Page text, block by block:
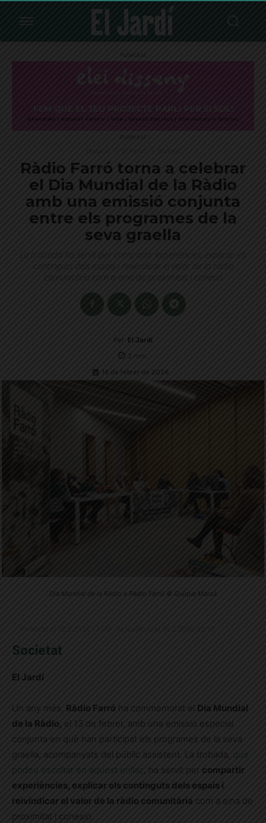
Publicitat
Publicitat
Ràdio Farró torna a celebrar
el Dia Mundial de la Ràdio
amb una emissió conjunta
entre els programes de la
seva graella
La trobada ha servit per compartir experiències, explicar els
continguts dels espais i reivindicar el valor de la ràdio
comunitària com a eina de proximitat i cohesió
Per El Jardí
2 min.
16 de febrer de 2026
Dia Mundial de la Ràdio a Ràdio Farró © Quique Marsà
Societat
El Jardí
Un any més, Ràdio Farró ha commemorat el Dia Mundial
de la Ràdio, el 13 de febrer, amb una emissió especial
conjunta en què han participat els programes de la seva
graella, acompanyats del públic assistent. La trobada, que
podeu escoltar en aquest enllaç, ha servit per compartir
experiències, explicar els continguts dels espais i
reivindicar el valor de la ràdio comunitària com a eina de
proximitat i cohesió.